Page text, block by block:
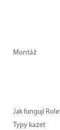
Montáž
Jak fungují
Typy kazet